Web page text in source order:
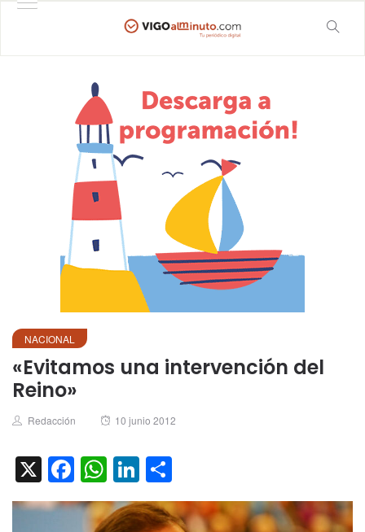
NACIONAL
«Evitamos una intervención del
Reino»
Author
Redacción
Posted
10 junio 2012
X Facebook
WhatsApp
LinkedIn